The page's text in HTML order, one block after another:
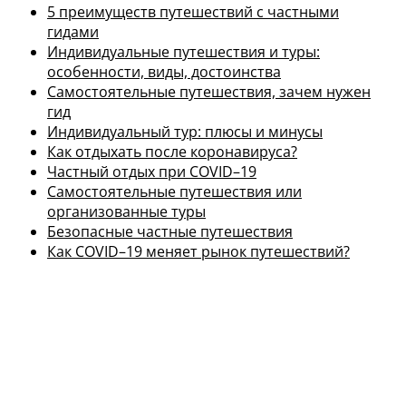
5 преимуществ путешествий с частными
гидами
Индивидуальные путешествия и туры:
особенности, виды, достоинства
Самостоятельные путешествия, зачем нужен
гид
Индивидуальный тур: плюсы и минусы
Как отдыхать после коронавируса?
Частный отдых при COVID–19
Самостоятельные путешествия или
организованные туры
Безопасные частные путешествия
Как COVID–19 меняет рынок путешествий?